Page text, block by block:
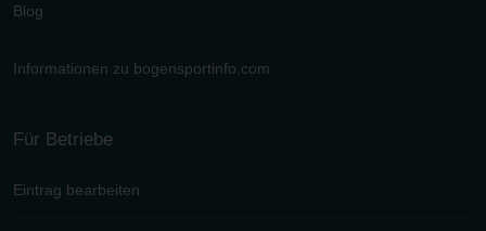
Blog
Informationen zu bogensportinfo.com
Für Betriebe
Eintrag bearbeiten